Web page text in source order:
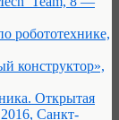
робототехнике,
конструктор»,
Открытая
Санкт-